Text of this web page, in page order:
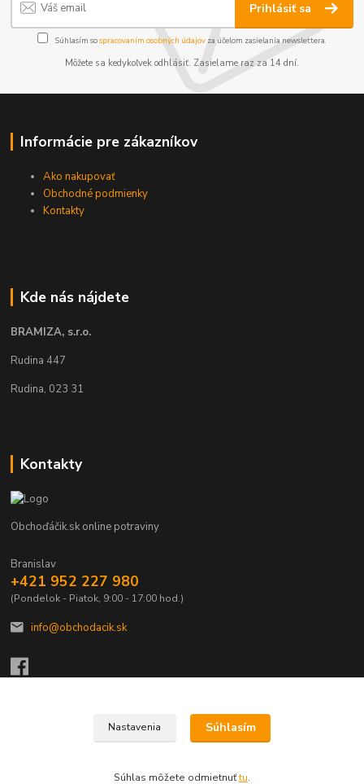
Prihlásiť sa
Súhlasím sospracovaním osobných údajov za účelom zasielania newslettera.
Môžete sa kedykoľvek odhlásiť. Zasielame raz za 14 dní.
Informácie pre zákazníkov
Ako nakupovať
Obchodné podmienky
Kontakty
Kde nás nájdete
BRAMIZA, s.r.o.
Rudina 447
Rudina, 023 31
Kontakty
Obchoďáčik.sk online potraviny
Branislav
+421 952 227 980
(Pondelok - Piatok, 9:00 - 17:00 hod.)
info@obchodacik.sk
Upravit sběr cookies.
Nastavenia Súhlasím
Súhlas môžete odmietnuťtu.